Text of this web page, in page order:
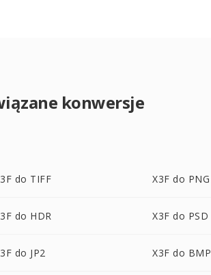
konwersje
do TIFF X3F do PNG
do HDR X3F do PSD
do JP2 X3F do BMP